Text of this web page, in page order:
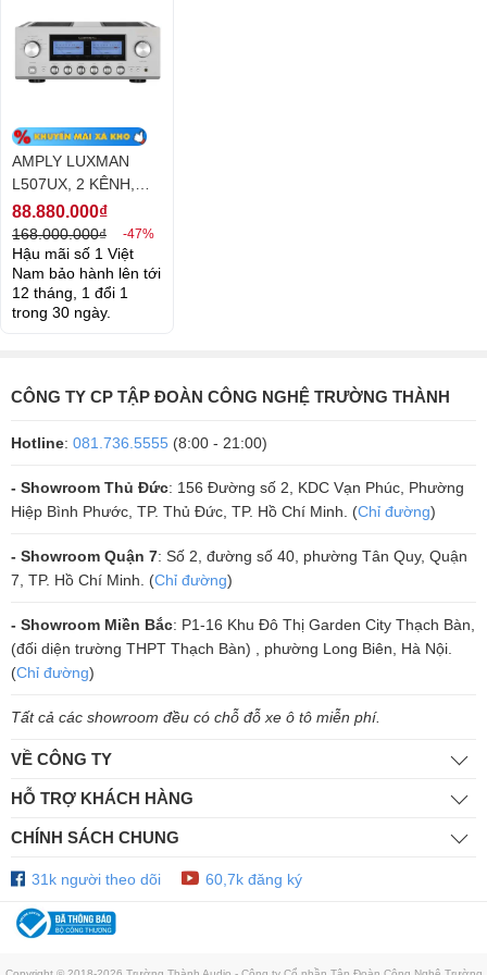
cấp lại các thành phần bị biến dạng của âm thanh từ mạch đầu ra của
bộ khuếch đại. Đây là kỹ thuật thiết kế mạch hồi tiếp độc quyền của
trong khoảng tần số đáp ứng cực rộng (20Hz – 100KHz), cho âm
của bạn.
với độ chính xác rất cao và bảo toàn được chất lượng tín hiệu ở mọi
mức âm lượng khác nhau, ngay cả mức cường độ cao nhất.
Bộ điều chỉnh âm lượng LECUA cho phép hiệu chỉnh chính xác cường
sai lầm của tín hiệu khi thay đổi âm lượng, đảm bảo chất lượng âm
thanh chất lượng được bảo toàn được ở mọi mức cường độ âm lượng,
kể cả mức cao nhất hoặc thấp nhất.
AMPLY LUXMAN
L507UX, 2 KÊNH,
110W/CH (8 OHM)
88.880.000₫
168.000.000₫ -47%
Hậu mãi số 1 Việt
Nam bảo hành lên tới
12 tháng, 1 đổi 1
trong 30 ngày.
CÔNG TY CP TẬP ĐOÀN CÔNG NGHỆ TRƯỜNG THÀNH
Hotline: 081.736.5555 (8:00 - 21:00)
- Showroom Thủ Đức: 156 Đường số 2, KDC Vạn Phúc, Phường
Hiệp Bình Phước, TP. Thủ Đức, TP. Hồ Chí Minh. (Chỉ đường)
- Showroom Quận 7: Số 2, đường số 40, phường Tân Quy, Quận
7, TP. Hồ Chí Minh. (Chỉ đường)
- Showroom Miền Bắc: P1-16 Khu Đô Thị Garden City Thạch Bàn,
(đối diện trường THPT Thạch Bàn) , phường Long Biên, Hà Nội.
(Chỉ đường)
Tất cả các showroom đều có chỗ đỗ xe ô tô miễn phí.
VỀ CÔNG TY
HỖ TRỢ KHÁCH HÀNG
CHÍNH SÁCH CHUNG
31k người theo dõi 60,7k đăng ký